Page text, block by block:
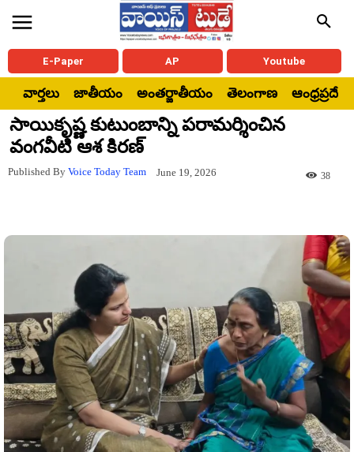
E-Paper AP Youtube
వార్తలు జాతీయం అంతర్జాతీయం తెలంగాణ ఆంధ్రప్రదేశ్
సాయికృష్ణ కుటుంబాన్ని పరామర్శించిన
వంగవీటి ఆశ కిరణ్
Published By Voice Today Team June 19, 2026 38